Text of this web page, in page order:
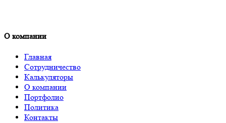
О компании
Главная
Сотрудничество
Калькуляторы
О компании
Портфолио
Политика
Контакты